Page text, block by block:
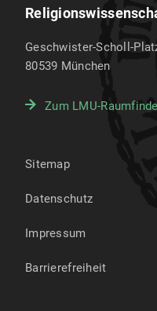
Geschwister-Scholl-
80539 München
Zum LMU-
Sitemap
Datenschutz
Impressum
Barrierefreiheit